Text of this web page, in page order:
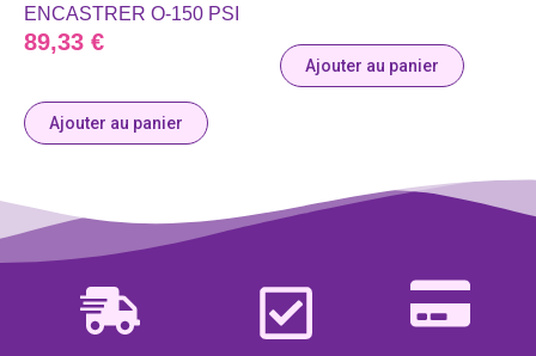
ENCASTRER O-150 PSI
89,33 €
Ajouter au panier
Ajouter au panier